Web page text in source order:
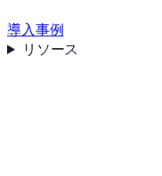
導入事例
リソース